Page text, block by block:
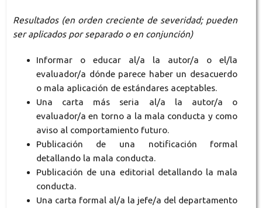
Resultados (en orden creciente de severidad; pueden
ser aplicados por separado o en conjunción)
Informar o educar al/a la autor/a o el/la
evaluador/a dónde parece haber un desacuerdo
o mala aplicación de estándares aceptables.
Una carta más seria al/a la autor/a o
evaluador/a en torno a la mala conducta y como
aviso al comportamiento futuro.
Publicación de una notificación formal
detallando la mala conducta.
Publicación de una editorial detallando la mala
conducta.
Una carta formal al/a la jefe/a del departamento